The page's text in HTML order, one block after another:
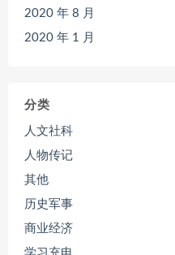
2020 年 8 月
2020 年 1 月
分类
人文社科
人物传记
其他
历史军事
商业经济